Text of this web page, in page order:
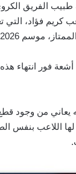
الفريق
موسم 2026-2025.
فور انتهاء
من وجود
لها اللاعب